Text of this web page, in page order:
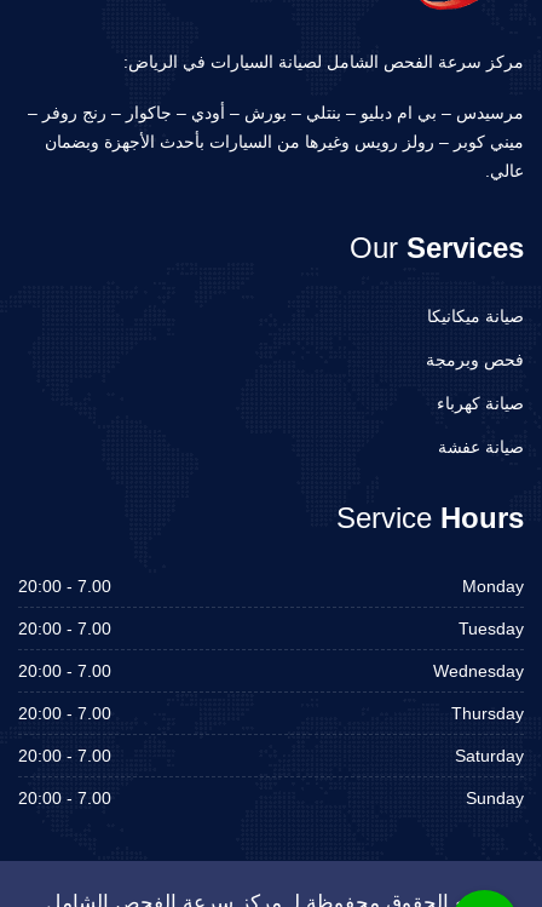
مركز سرعة الفحص الشامل لصيانة السيارات في الرياض:
مرسيدس – بي ام دبليو – بنتلي – بورش – أودي – جاكوار – رنج روفر –
ميني كوبر – رولز رويس وغيرها من السيارات بأحدث الأجهزة وبضمان
عالي.
Our Services
صيانة ميكانيكا
فحص وبرمجة
صيانة كهرباء
صيانة عفشة
Service Hours
Monday
7.00 - 20:00
Tuesday
7.00 - 20:00
Wednesday
7.00 - 20:00
Thursday
7.00 - 20:00
Saturday
7.00 - 20:00
Sunday
7.00 - 20:00